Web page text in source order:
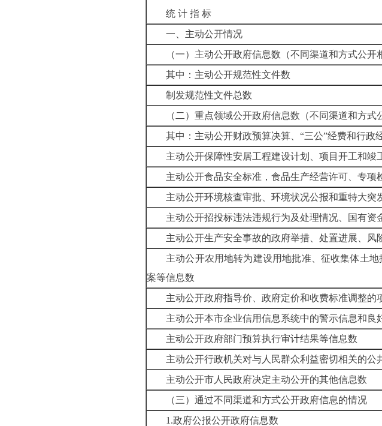
统 计 指 标
一、主动公开情况
（一）主动公开政府信息数（不同渠道和方式公开
其中：主动公开规范性文件数
制发规范性文件总数
（二）重点领域公开政府信息数（不同渠道和方式
其中：主动公开财政预算决算、“三公”经费和行政
主动公开保障性安居工程建设计划、项目开工和
主动公开食品安全标准，食品生产经营许可、专项
主动公开环境核查审批、环境状况公报和重特大突
主动公开招投标违法违规行为及处理情况、国有
主动公开生产安全事故的政府举措、处置进展、风
主动公开农用地转为建设用地批准、征收集体土
案等信息数
主动公开政府指导价、政府定价和收费标准调整
主动公开本市企业信用信息系统中的警示信息和良
主动公开政府部门预算执行审计结果等信息数
主动公开行政机关对与人民群众利益密切相关的公
主动公开市人民政府决定主动公开的其他信息数
（三）通过不同渠道和方式公开政府信息的情况
1.政府公报公开政府信息数